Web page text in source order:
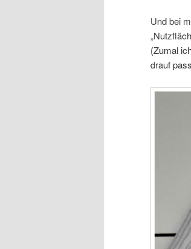
Und bei
(Zumal
drauf